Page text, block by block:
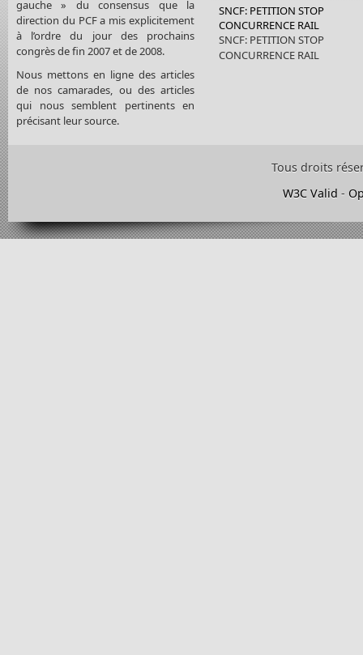
gauche » du consensus que la
direction du PCF a mis explicitement
à l’ordre du jour des prochains
congrès de fin 2007 et de 2008.
Nous mettons en ligne des articles
de nos camarades, ou des articles
qui nous semblent pertinents en
précisant leur source.
SNCF: PETITION STOP
CONCURRENCE RAIL
SNCF: PETITION STOP
CONCURRENCE RAIL
Tous droits
W3C Valid -